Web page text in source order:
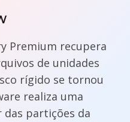
Premium recupera
de unidades
rígido se tornou
realiza uma
das partições da